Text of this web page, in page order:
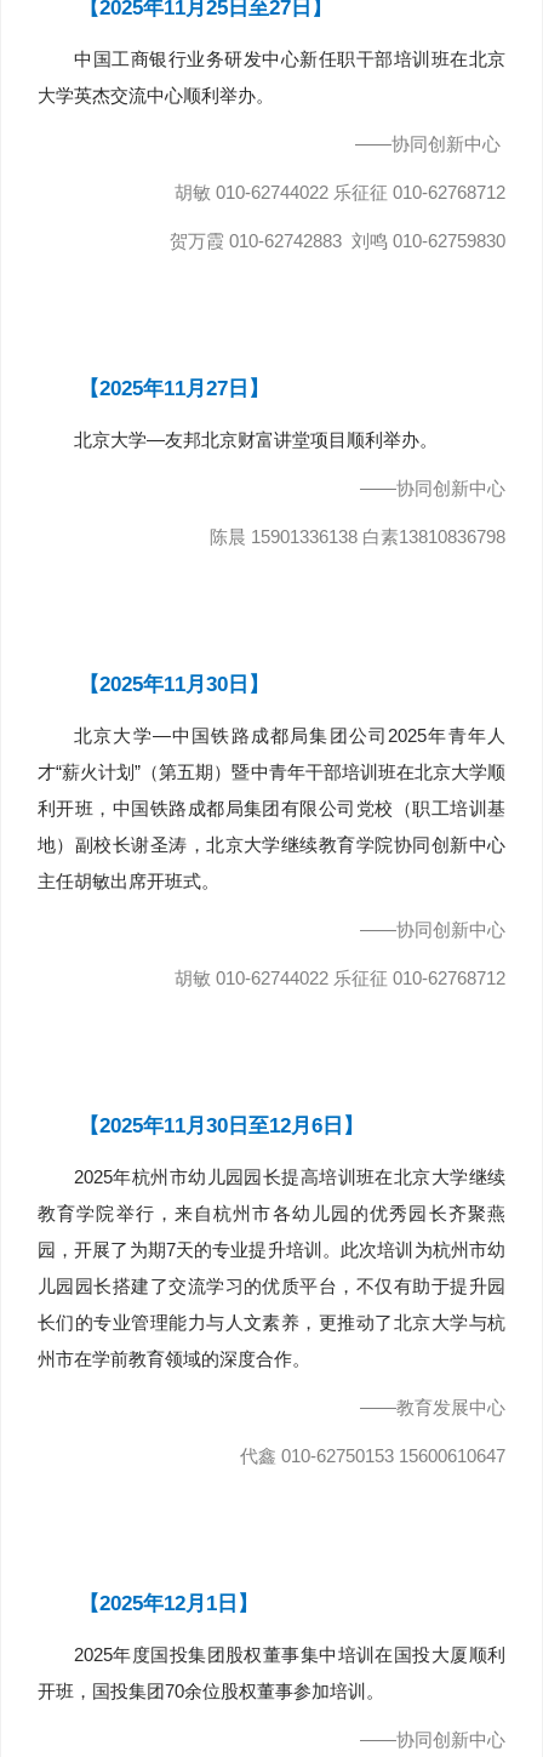
【2025年11月25日至27日】
中国工商银行业务研发中心新任职干部培训班在北京
大学英杰交流中心顺利举办。
——协同创新中心
胡敏 010-62744022 乐征征 010-62768712
贺万霞 010-62742883 刘鸣 010-62759830
【2025年11月27日】
北京大学—友邦北京财富讲堂项目顺利举办。
——协同创新中心
陈晨 15901336138 白素13810836798
【2025年11月30日】
北京大学—中国铁路成都局集团公司2025年青年人
才“薪火计划”（第五期）暨中青年干部培训班在北京大学顺
利开班，中国铁路成都局集团有限公司党校（职工培训基
地）副校长谢圣涛，北京大学继续教育学院协同创新中心
主任胡敏出席开班式。
——协同创新中心
胡敏 010-62744022 乐征征 010-62768712
【2025年11月30日至12月6日】
2025年杭州市幼儿园园长提高培训班在北京大学继续
教育学院举行，来自杭州市各幼儿园的优秀园长齐聚燕
园，开展了为期7天的专业提升培训。此次培训为杭州市幼
儿园园长搭建了交流学习的优质平台，不仅有助于提升园
长们的专业管理能力与人文素养，更推动了北京大学与杭
州市在学前教育领域的深度合作。
——教育发展中心
代鑫 010-62750153 15600610647
【2025年12月1日】
2025年度国投集团股权董事集中培训在国投大厦顺利
开班，国投集团70余位股权董事参加培训。
——协同创新中心